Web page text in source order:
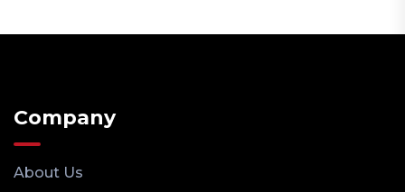
Company
About Us